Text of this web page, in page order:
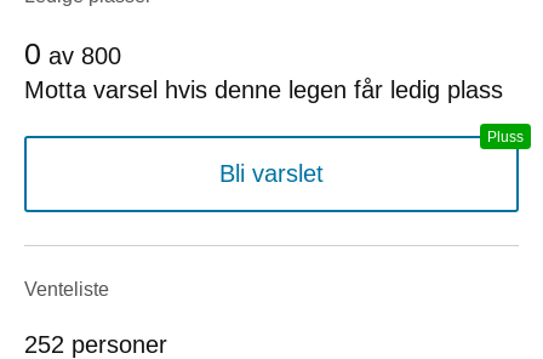
0 av 800
Motta varsel hvis denne legen får ledig plass
Bli varslet
Venteliste
252 personer